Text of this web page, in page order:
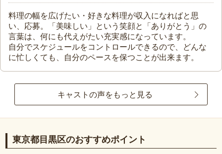
料理の幅を広げたい・好きな料理が収入になればと思
い、応募。「美味しい」という笑顔と「ありがとう」の
言葉は、何にも代えがたい充実感になっています。
自分でスケジュールをコントロールできるので、どんな
に忙しくても、自分のペースを保つことが出来ます。
キャストの声をもっと見る
東京都目黒区のおすすめポイント